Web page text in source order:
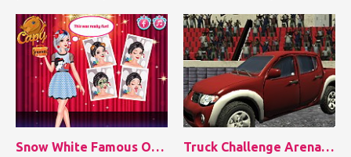
Snow White Famous On Snapchat Truck Challenge Arena 3D